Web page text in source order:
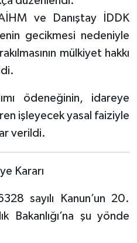
ve Danıştay İDDK
gecikmesi nedeniyle
mülkiyet hakkı
ödeneğinin, idareye
işleyecek yasal faiziyle
verildi.
Kararı
sayılı Kanun’un 20.
Bakanlığı’na şu yönde